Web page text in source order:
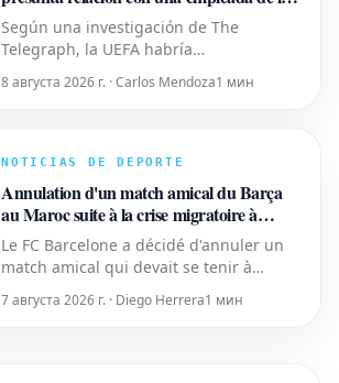
UEFA: Otro caso embarazoso para Gianni
Infantino
Según una investigación de The
Telegraph, la UEFA habría
desembolsado una suma importante de
dinero a una colaboradora que
cuando el actual presidente de la FIFA
organismo europeo. Este
8 августа 2026 г. · Carlos Mendoza1 мин
NOTICIAS DE DEPORTE
Annulation d'un match amical du Barça
au Maroc suite à la crise migratoire à
Ceuta
Le FC Barcelone a décidé d'annuler un
match amical qui devait se tenir à
Tanger, au Maroc, le 15 août. Le club n'a
pas révélé l'identité de son adversaire
7 августа 2026 г. · Diego Herrera1 мин